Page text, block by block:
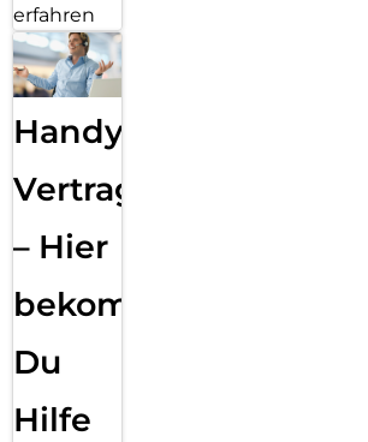
erfahren
Handy
Vertragsabwicklung
– Hier
bekommst
Du
Hilfe